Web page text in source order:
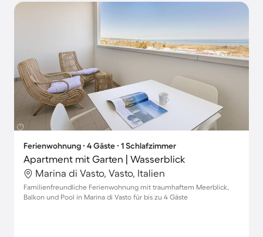
Ferienwohnung ∙ 4 Gäste ∙ 1 Schlafzimmer
Apartment mit Garten | Wasserblick
Marina di Vasto, Vasto, Italien
Familienfreundliche Ferienwohnung mit traumhaftem Meerblick,
Balkon und Pool in Marina di Vasto für bis zu 4 Gäste